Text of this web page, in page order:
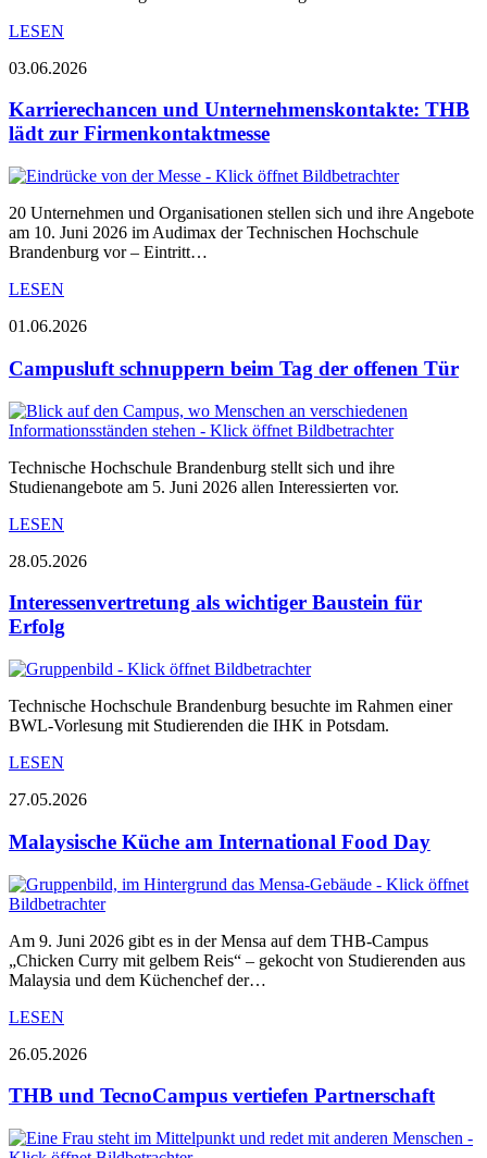
LESEN
03.06.2026
Karrierechancen und Unternehmenskontakte: THB
lädt zur Firmenkontaktmesse
20 Unternehmen und Organisationen stellen sich und ihre Angebote
am 10. Juni 2026 im Audimax der Technischen Hochschule
Brandenburg vor – Eintritt…
LESEN
01.06.2026
Campusluft schnuppern beim Tag der offenen Tür
Technische Hochschule Brandenburg stellt sich und ihre
Studienangebote am 5. Juni 2026 allen Interessierten vor.
LESEN
28.05.2026
Interessenvertretung als wichtiger Baustein für
Erfolg
Technische Hochschule Brandenburg besuchte im Rahmen einer
BWL-Vorlesung mit Studierenden die IHK in Potsdam.
LESEN
27.05.2026
Malaysische Küche am International Food Day
Am 9. Juni 2026 gibt es in der Mensa auf dem THB-Campus
„Chicken Curry mit gelbem Reis“ – gekocht von Studierenden aus
Malaysia und dem Küchenchef der…
LESEN
26.05.2026
THB und TecnoCampus vertiefen Partnerschaft